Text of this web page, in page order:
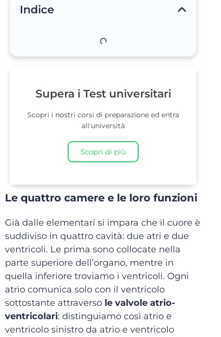
Indice
Supera i Test universitari
Scopri i nostri corsi di preparazione ed entra
all'università
Scopri di più
Le quattro camere e le loro funzioni
Già dalle elementari si impara che il cuore è
suddiviso in quattro cavità: due atri e due
ventricoli. Le prima sono collocate nella
parte superiore dell’organo, mentre in
quella inferiore troviamo i ventricoli. Ogni
atrio comunica solo con il ventricolo
sottostante attraverso le valvole atrio-
ventricolari: distinguiamo così atrio e
ventricolo sinistro da atrio e ventricolo